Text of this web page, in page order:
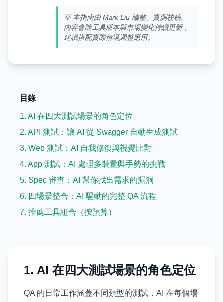
💡 本指南由 Mark Liu 編整、實測校稿。
內容會隨工具版本與市場變化持續更新，
建議搭配實際情境調整應用。
目錄
1. AI 在四大測試場景的角色定位
2. API 測試：讓 AI 從 Swagger 自動生成測試
3. Web 測試：AI 自我修復與視覺比對
4. App 測試：AI 處理多裝置與手勢的挑戰
5. Spec 審查：AI 幫你找出需求的漏洞
6. 四場景整合：AI 驅動的完整 QA 流程
7. 推薦工具組合（按預算）
1. AI 在四大測試場景的角色定位
QA 的日常工作涵蓋不同類型的測試，AI 在每個場